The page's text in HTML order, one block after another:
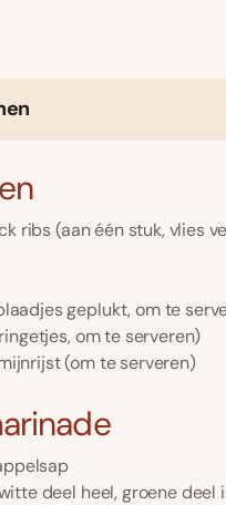
ribs(aan één stuk, vlies
geplukt, om te
om te serveren)
(om te serveren)
deel heel, groene deel